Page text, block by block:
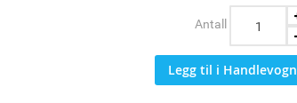
Antall
Legg til i Handlevogn